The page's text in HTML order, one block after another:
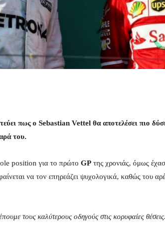
πως ο Sebastian Vettel θα αποτελέσει πιο
του.
position για το πρώτο GP της χρονιάς, όμως
να τον επηρεάζει ψυχολογικά, καθώς του
τους καλύτερους οδηγούς στις κορυφαίες